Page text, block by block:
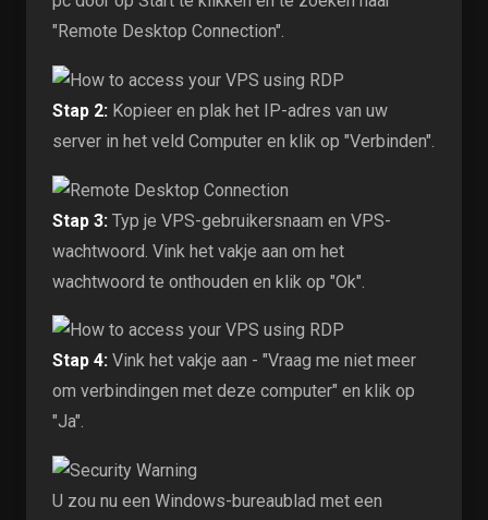
"Remote Desktop Connection".
Stap 2: Kopieer en plak het IP-adres van uw
server in het veld Computer en klik op "Verbinden".
Stap 3: Typ je VPS-gebruikersnaam en VPS-
wachtwoord. Vink het vakje aan om het
wachtwoord te onthouden en klik op "Ok".
Stap 4: Vink het vakje aan - "Vraag me niet meer
om verbindingen met deze computer" en klik op
"Ja".
U zou nu een Windows-bureaublad met een